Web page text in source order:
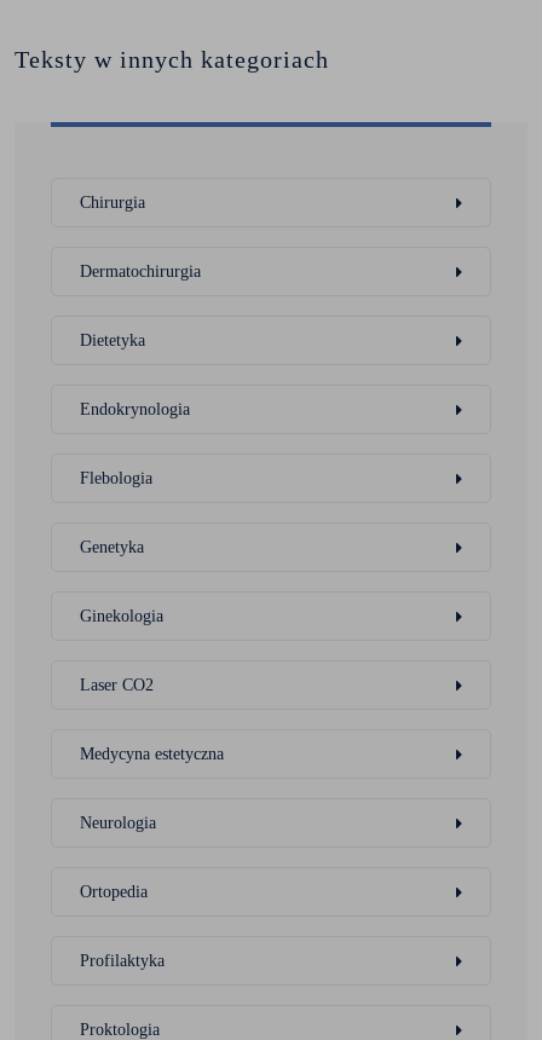
Teksty w innych kategoriach
Chirurgia
Dermatochirurgia
Dietetyka
Endokrynologia
Flebologia
Genetyka
Ginekologia
Laser CO2
Medycyna estetyczna
Neurologia
Ortopedia
Profilaktyka
Proktologia